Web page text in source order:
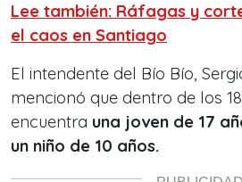
Lee también: Ráfagas y
el caos en Santiago
El intendente del Bío Bío,
mencionó que dentro de los
encuentra una joven de 17
un niño de 10 años.